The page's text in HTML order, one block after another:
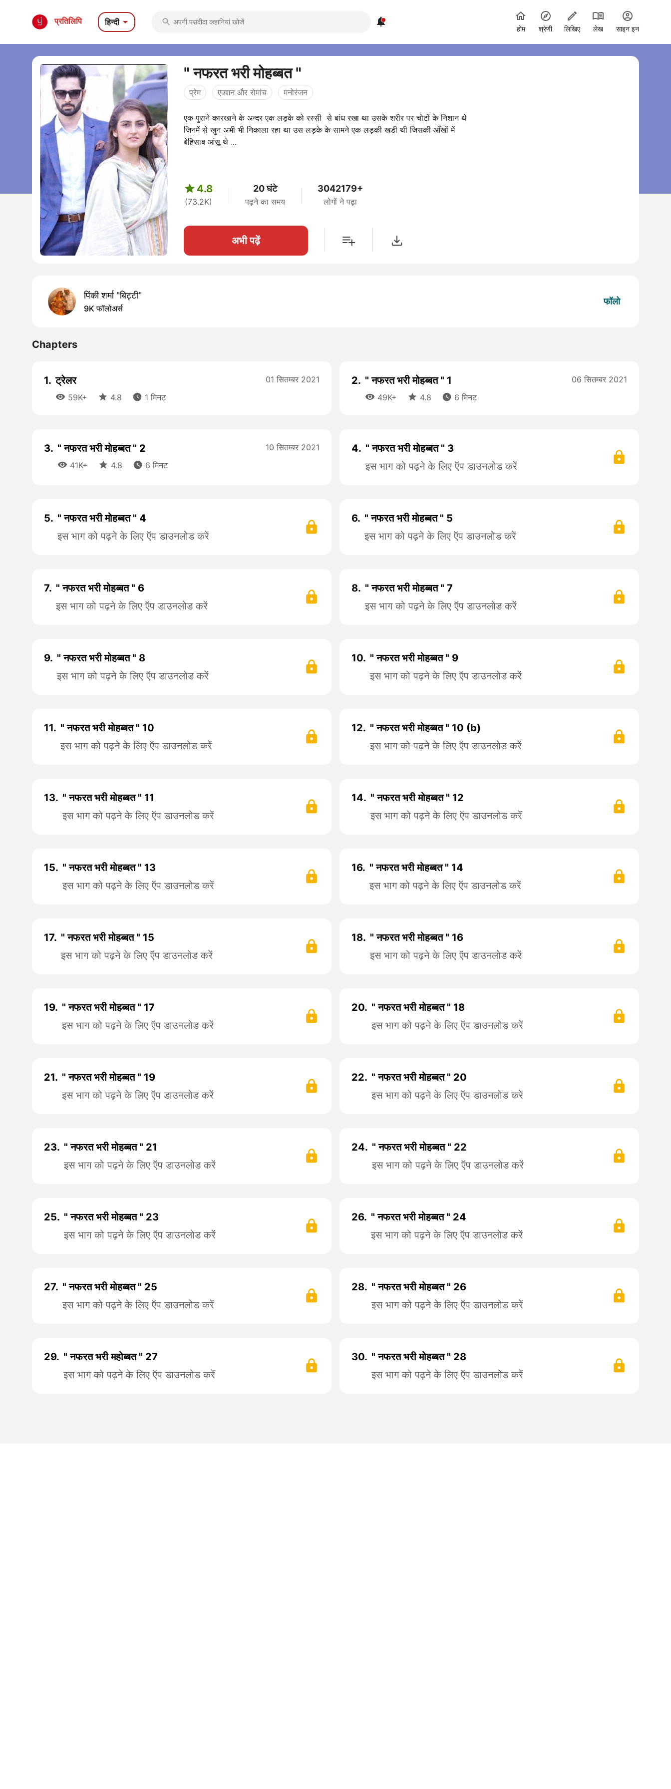
प्रतिलिपि हिन्दी  
होम श्रेणी लिखिए लेख साइन इन
" नफरत भरी मोहब्बत "
प्रेम एक्शन और रोमांच मनोरंजन
एक पुराने कारखाने के अन्दर एक लड़के को रस्सी से बांध रखा था उसके शरीर पर चोटों के निशान थे
जिनमें से खुन अभी भी निकाला रहा था उस लड़के के सामने एक लड़की खडी थी जिसकी आँखों में
बेहिसाब आंसू‌ थे ...
 4.8
(73.2K)
20 घंटे
पढ़ने का समय
3042179+
लोगों ने पढ़ा
अभी पढ़ें
पिंकी शर्मा "बिट्टी"
9K फॉलोअर्स
फॉलो
Chapters
1. ट्रेलर
 59K+  4.8  1 मिनट
01 सितम्बर 2021 2. " नफरत भरी मोहब्बत " 1
 49K+  4.8  6 मिनट
06 सितम्बर 2021
3. " नफरत भरी मोहब्बत " 2
 41K+  4.8  6 मिनट
10 सितम्बर 2021 4. " नफरत भरी मोहब्बत " 3
इस भाग को पढ़ने के लिए ऍप डाउनलोड करें
5. " नफरत भरी मोहब्बत " 4
इस भाग को पढ़ने के लिए ऍप डाउनलोड करें
6. " नफरत भरी मोहब्बत " 5
इस भाग को पढ़ने के लिए ऍप डाउनलोड करें
7. " नफरत भरी मोहब्बत " 6
इस भाग को पढ़ने के लिए ऍप डाउनलोड करें
8. " नफरत भरी मोहब्बत " 7
इस भाग को पढ़ने के लिए ऍप डाउनलोड करें
9. " नफरत भरी मोहब्बत " 8
इस भाग को पढ़ने के लिए ऍप डाउनलोड करें
10. " नफरत भरी मोहब्बत " 9
इस भाग को पढ़ने के लिए ऍप डाउनलोड करें
11. " नफरत भरी मोहब्बत " 10
इस भाग को पढ़ने के लिए ऍप डाउनलोड करें
12. " नफरत भरी मोहब्बत " 10 (b)
इस भाग को पढ़ने के लिए ऍप डाउनलोड करें
13. " नफरत भरी मोहब्बत " 11
इस भाग को पढ़ने के लिए ऍप डाउनलोड करें
14. " नफरत भरी मोहब्बत " 12
इस भाग को पढ़ने के लिए ऍप डाउनलोड करें
15. " नफरत भरी मोहब्बत " 13
इस भाग को पढ़ने के लिए ऍप डाउनलोड करें
16. " नफरत भरी मोहब्बत " 14
इस भाग को पढ़ने के लिए ऍप डाउनलोड करें
17. " नफरत भरी मोहब्बत " 15
इस भाग को पढ़ने के लिए ऍप डाउनलोड करें
18. " नफरत भरी मोहब्बत " 16
इस भाग को पढ़ने के लिए ऍप डाउनलोड करें
19. " नफरत भरी मोहब्बत " 17
इस भाग को पढ़ने के लिए ऍप डाउनलोड करें
20. " नफरत भरी मोहब्बत " 18
इस भाग को पढ़ने के लिए ऍप डाउनलोड करें
21. " नफरत भरी मोहब्बत " 19
इस भाग को पढ़ने के लिए ऍप डाउनलोड करें
22. " नफरत भरी मोहब्बत " 20
इस भाग को पढ़ने के लिए ऍप डाउनलोड करें
23. " नफरत भरी मोहब्बत " 21
इस भाग को पढ़ने के लिए ऍप डाउनलोड करें
24. " नफरत भरी मोहब्बत " 22
इस भाग को पढ़ने के लिए ऍप डाउनलोड करें
25. " नफरत भरी मोहब्बत " 23
इस भाग को पढ़ने के लिए ऍप डाउनलोड करें
26. " नफरत भरी मोहब्बत " 24
इस भाग को पढ़ने के लिए ऍप डाउनलोड करें
27. " नफरत भरी मोहब्बत " 25
इस भाग को पढ़ने के लिए ऍप डाउनलोड करें
28. " नफरत भरी मोहब्बत " 26
इस भाग को पढ़ने के लिए ऍप डाउनलोड करें
29. " नफरत भरी महोब्बत " 27
इस भाग को पढ़ने के लिए ऍप डाउनलोड करें
30. " नफरत भरी मोहब्बत " 28
इस भाग को पढ़ने के लिए ऍप डाउनलोड करें